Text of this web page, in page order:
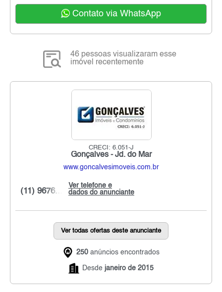
Contato via WhatsApp
46 pessoas visualizaram esse
imóvel recentemente
CRECI: 6.051-J
Gonçalves - Jd. do Mar
www.goncalvesimoveis.com.br
Ver telefone e
dados do anunciante
(11) 9676...
Ver todas ofertas deste anunciante
250 anúncios encontrados
Desde janeiro de 2015